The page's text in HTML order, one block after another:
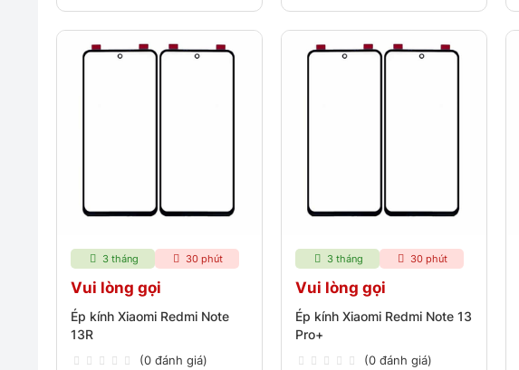
3 tháng 30 phút
Vui lòng gọi
Ép kính Xiaomi Redmi Note
13R
(0 đánh giá)
3 tháng 30 phút
Vui lòng gọi
Ép kính Xiaomi Redmi Note 13
Pro+
(0 đánh giá)